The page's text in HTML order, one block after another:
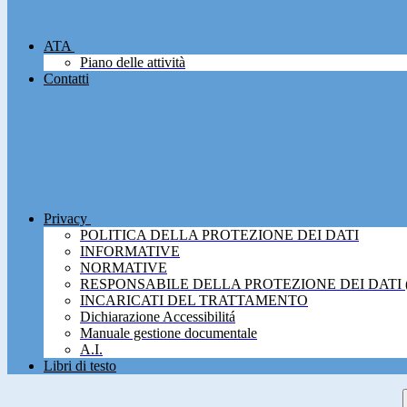
ATA
Piano delle attività
Contatti
Privacy
POLITICA DELLA PROTEZIONE DEI DATI
INFORMATIVE
NORMATIVE
RESPONSABILE DELLA PROTEZIONE DEI DATI
INCARICATI DEL TRATTAMENTO
Dichiarazione Accessibilitá
Manuale gestione documentale
A.I.
Libri di testo